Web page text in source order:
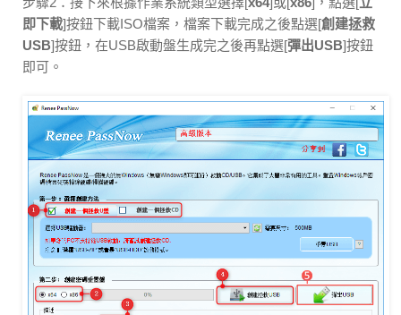
即下載]按鈕下載ISO檔案，檔案下載完成之後點選[創建拯救
USB]按鈕，在USB啟動盤生成完之後再點選[彈出USB]按鈕
即可。